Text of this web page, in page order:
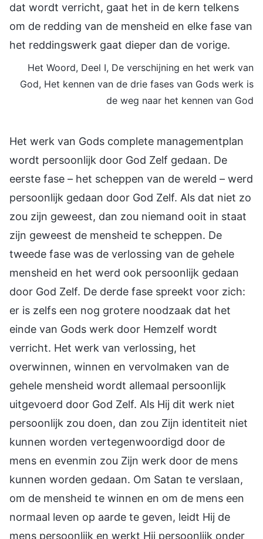
dat wordt verricht, gaat het in de kern telkens
om de redding van de mensheid en elke fase van
het reddingswerk gaat dieper dan de vorige.
Het Woord, Deel I, De verschijning en het werk van
God, Het kennen van de drie fases van Gods werk is
de weg naar het kennen van God
Het werk van Gods complete managementplan
wordt persoonlijk door God Zelf gedaan. De
eerste fase – het scheppen van de wereld – werd
persoonlijk gedaan door God Zelf. Als dat niet zo
zou zijn geweest, dan zou niemand ooit in staat
zijn geweest de mensheid te scheppen. De
tweede fase was de verlossing van de gehele
mensheid en het werd ook persoonlijk gedaan
door God Zelf. De derde fase spreekt voor zich:
er is zelfs een nog grotere noodzaak dat het
einde van Gods werk door Hemzelf wordt
verricht. Het werk van verlossing, het
overwinnen, winnen en vervolmaken van de
gehele mensheid wordt allemaal persoonlijk
uitgevoerd door God Zelf. Als Hij dit werk niet
persoonlijk zou doen, dan zou Zijn identiteit niet
kunnen worden vertegenwoordigd door de
mens en evenmin zou Zijn werk door de mens
kunnen worden gedaan. Om Satan te verslaan,
om de mensheid te winnen en om de mens een
normaal leven op aarde te geven, leidt Hij de
mens persoonlijk en werkt Hij persoonlijk onder